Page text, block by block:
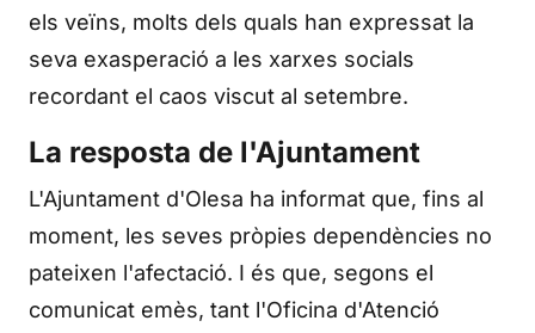
els veïns, molts dels quals han expressat la
seva exasperació a les xarxes socials
recordant el caos viscut al setembre.
La resposta de l'Ajuntament
L'Ajuntament d'Olesa ha informat que, fins al
moment, les seves pròpies dependències no
pateixen l'afectació. I és que, segons el
comunicat emès, tant l'Oficina d'Atenció